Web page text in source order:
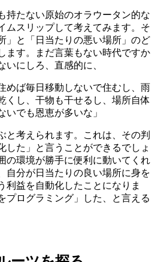
持たない原始のオラウータン的な
ムスリップして考えてみます。そ
」と「日当たりの悪い場所」のど
ます。まだ言葉もない時代ですか
いにしろ、直感的に、
めば毎日移動しないで住むし、雨
くし、干物も干せるし、場所自体
いでも恩恵が多いな」
と考えられます。これは、その判
した」と言うことができるでしょ
の環境が勝手に便利に動いてくれ
自分が日当たりの良い場所に身を
利益を自動化したことになりま
プログラミング」した、と言える